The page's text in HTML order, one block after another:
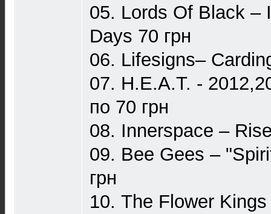
05. Lords Of Black –
Days 70 грн
06. Lifesigns–
07. H.E.A.T. -
по 70 грн
08. Innerspace –
09. Bee Gees ‎–
грн
10. The Flower